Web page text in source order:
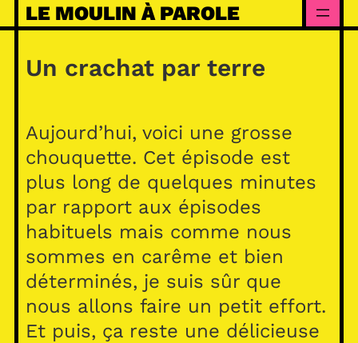
Skip
to
content
LE MOULIN À PAROLE
Un crachat par terre
Aujourd’hui, voici une grosse
chouquette. Cet épisode est
plus long de quelques minutes
par rapport aux épisodes
habituels mais comme nous
sommes en carême et bien
déterminés, je suis sûr que
nous allons faire un petit effort.
Et puis, ça reste une délicieuse